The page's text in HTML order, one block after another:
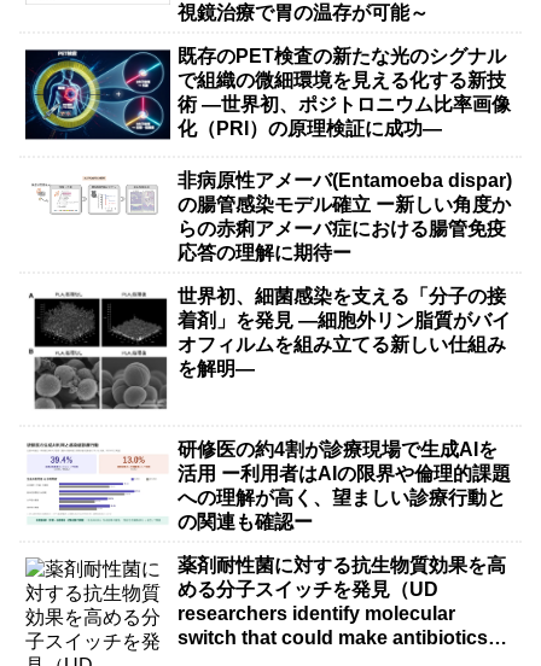
視鏡治療で胃の温存が可能～
既存のPET検査の新たな光のシグナル
で組織の微細環境を見える化する新技
術 ―世界初、ポジトロニウム比率画像
化（PRI）の原理検証に成功―
非病原性アメーバ(Entamoeba dispar)
の腸管感染モデル確立 ー新しい角度か
らの赤痢アメーバ症における腸管免疫
応答の理解に期待ー
世界初、細菌感染を支える「分子の接
着剤」を発見 ―細胞外リン脂質がバイ
オフィルムを組み立てる新しい仕組み
を解明―
研修医の約4割が診療現場で生成AIを
活用 ー利用者はAIの限界や倫理的課題
への理解が高く、望ましい診療行動と
の関連も確認ー
薬剤耐性菌に対する抗生物質効果を高
める分子スイッチを発見（UD
researchers identify molecular
switch that could make antibiotics